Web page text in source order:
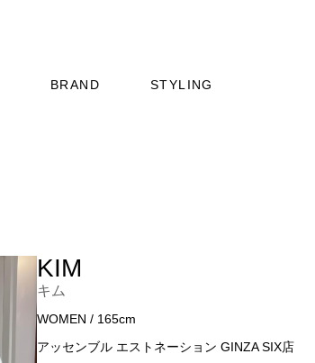
BRAND STYLING
KIM
キム
WOMEN / 165cm
アッセンブル エストネーション GINZA SIX店